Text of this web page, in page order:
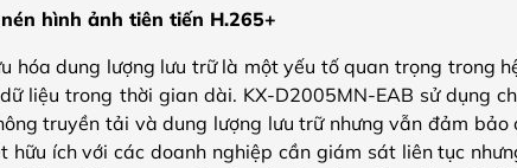
hình ảnh tiên tiến H.265+
hóa dung lượng lưu trữ là một yếu tố quan trọng trong
liệu trong thời gian dài. KX-D2005MN-EAB sử dụng
truyền tải và dung lượng lưu trữ nhưng vẫn đảm bảo
hữu ích với các doanh nghiệp cần giám sát liên tục